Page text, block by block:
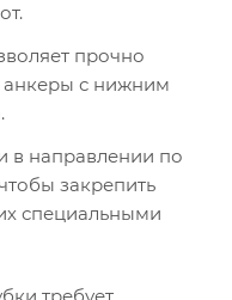
прочно
анкеры с нижним
в направлении по
закрепить
специальными